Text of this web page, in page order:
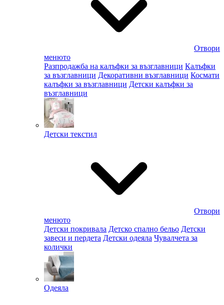
Отвори
менюто
Разпродажба на калъфки за възглавници Калъфки
за възглавници Декоративни възглавници Космати
калъфки за възглавници Детски калъфки за
възглавници
Детски текстил
Отвори
менюто
Детски покривала Детско спално бельо Детски
завеси и пердета Детски одеяла Чувалчета за
колички
Одеяла